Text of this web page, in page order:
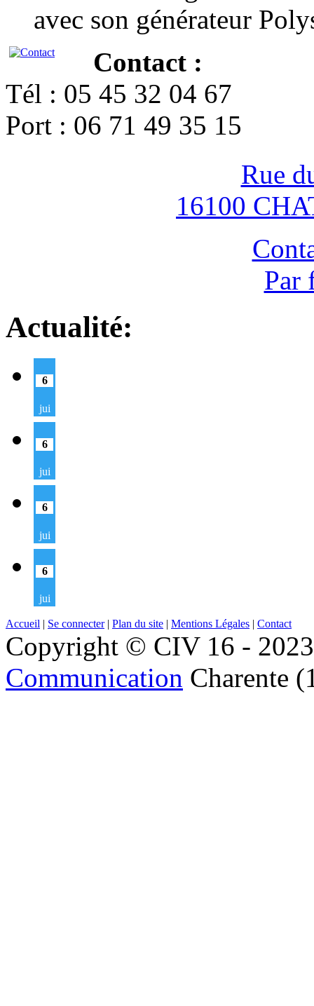
avec son générateur
Contact :
Tél : 05 45 32 04 67
Port : 06 71 49 35 15
Rue
16100
Par
Actualité:
6
jui
6
jui
6
jui
6
jui
Accueil | Se connecter| Plan du site | Mentions Légales | Contact
Copyright © CIV 16 -
Communication Charente